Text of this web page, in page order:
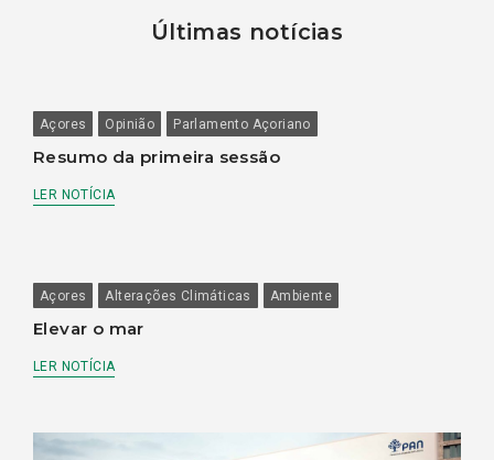
Últimas notícias
Açores Opinião Parlamento Açoriano
Resumo da primeira sessão
LER NOTÍCIA
Açores Alterações Climáticas Ambiente
Elevar o mar
LER NOTÍCIA